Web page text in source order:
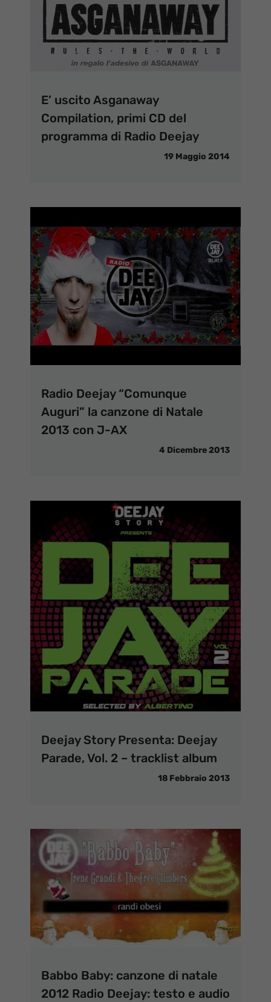
E’ uscito Asganaway
Compilation, primi CD del
programma di Radio Deejay
19 Maggio 2014
Radio Deejay “Comunque
Auguri” la canzone di Natale
2013 con J-AX
4 Dicembre 2013
Deejay Story Presenta: Deejay
Parade, Vol. 2 – tracklist album
18 Febbraio 2013
Babbo Baby: canzone di natale
2012 Radio Deejay: testo e audio